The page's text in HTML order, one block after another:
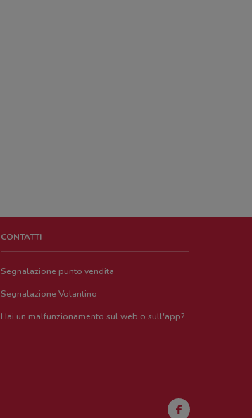
CONTATTI
Segnalazione punto vendita
Segnalazione Volantino
Hai un malfunzionamento sul web o sull'app?